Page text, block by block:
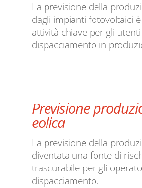
La previsione della
dagli impianti fotovoltaici
attività chiave per gli
dispacciamento in
Previsione
eolica
La previsione della
diventata una fonte di
trascurabile per gli
dispacciamento.